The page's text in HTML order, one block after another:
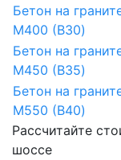
Бетон на
М400 (B30)
Бетон на
М450 (B35)
Бетон на
М550 (B40)
Рассчитайте
шоссе